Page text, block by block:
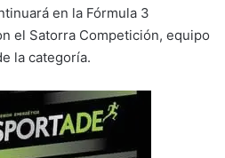
en la Fórmula 3
el Satorra Competición, equipo
la categoría.